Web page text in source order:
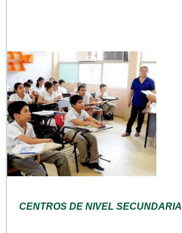
CENTROS DE NIVEL SECUNDARIA